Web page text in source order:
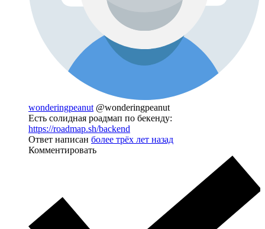
wonderingpeanut @wonderingpeanut
Есть солидная роадмап по бекенду:
https://roadmap.sh/backend
Ответ написан более трёх лет назад
Комментировать